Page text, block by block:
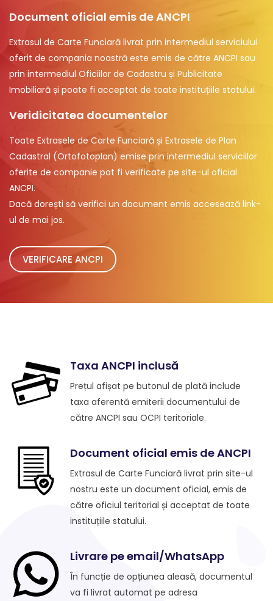
Document oficial emis de ANCPI
Extrasul de Carte Funciară livrat prin intermediul serviciului
oferit de compania noastră este emis de către ANCPI sau
prin intermediul Oficiilor de Cadastru și Publicitate
Imobiliară și poate fi acceptat de toate instituțiile statului.
Veridicitatea documentelor
Toate Extrasele de Carte Funciară și Extrasele de Plan
Cadastral (Ortofotoplan) emise prin intermediul serviciilor
oferite de companie pot fi verificate pe site-ul oficial
ANCPI.
Dacă dorești să verifici un document emis accesează link-
ul de mai jos.
VERIFICARE ANCPI
Taxa ANCPI inclusă
Prețul afișat pe butonul de plată include
taxa aferentă emiterii documentului de
către ANCPI sau OCPI teritoriale.
Document oficial emis de ANCPI
Extrasul de Carte Funciară livrat prin site-ul
nostru este un document oficial, emis de
către oficiul teritorial și acceptat de toate
instituțiile statului.
Livrare pe email/WhatsApp
În funcție de opțiunea aleasă, documentul
va fi livrat automat pe adresa